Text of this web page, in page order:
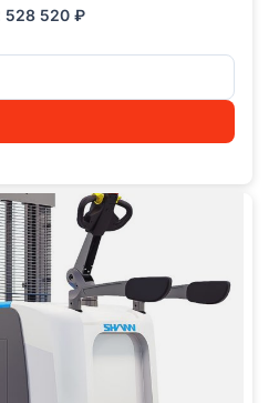
528 520 ₽